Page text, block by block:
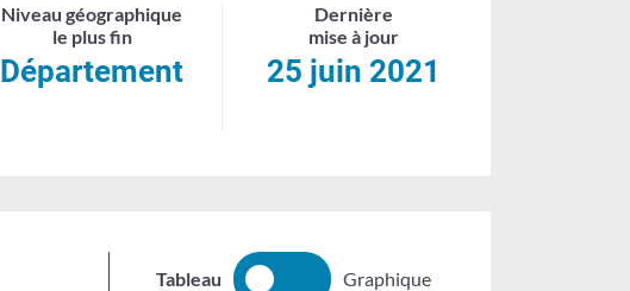
Niveau géographique
le plus fin
Département
Dernière
mise à jour
25 juin 2021
Tableau Graphique